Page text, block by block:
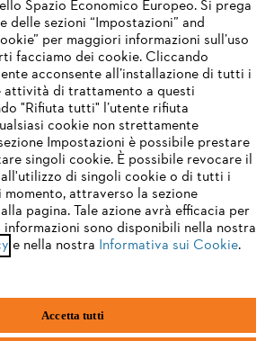
generali Privacy policy
Informazioni legali
Viale delle Industrie, 15
09883420151.
soggetta a direzione e coordinamento di Andreas
WIRD NICHT
den wir noch nicht unterstützen. Für
unserer Seite empfehlen wir Ihnen, zu
Browser zu wechseln:
chrome
edge
Spazio Economico Europeo. Si prega
delle sezioni “Impostazioni” and
per maggiori informazioni sull’uso
facciamo dei cookie. Cliccando
acconsente all’installazione di tutti i
attività di trattamento a questi
"Rifiuta tutti" l’utente rifiuta
cookie non strettamente
Impostazioni è possibile prestare
singoli cookie. È possibile revocare il
di singoli cookie o di tutti i
attraverso la sezione
pagina. Tale azione avrà efficacia per
sono disponibili nella nostra
e nella nostra Informativa sui Cookie.
Accetta tutti